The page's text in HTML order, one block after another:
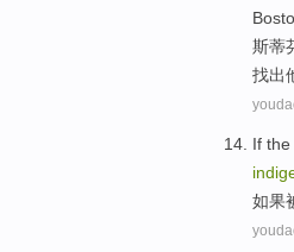
斯蒂
找出
If the
如果